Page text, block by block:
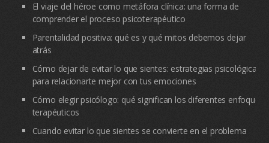
El viaje del héroe como metáfora clínica: una forma de
comprender el proceso psicoterapéutico
Parentalidad positiva: qué es y qué mitos debemos dejar
atrás
Cómo dejar de evitar lo que sientes: estrategias psicológicas
para relacionarte mejor con tus emociones
Cómo elegir psicólogo: qué significan los diferentes enfoques
terapéuticos
Cuando evitar lo que sientes se convierte en el problema